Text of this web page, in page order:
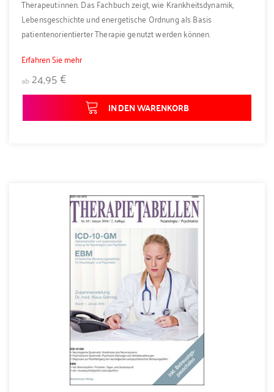
Therapeut:innen. Das Fachbuch zeigt, wie Krankheitsdynamik,
Lebensgeschichte und energetische Ordnung als Basis
patientenorientierter Therapie genutzt werden können.
Erfahren Sie mehr
ab24,95 €
IN DEN WARENKORB